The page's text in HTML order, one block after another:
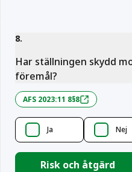
8.
Har ställningen skydd
föremål?
AFS 2023:11 8§8
Ja Nej
Risk och åtgärd